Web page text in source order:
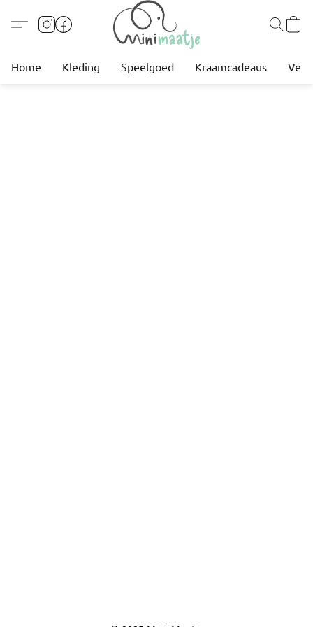
Home Kleding Speelgoed Kraamcadeaus